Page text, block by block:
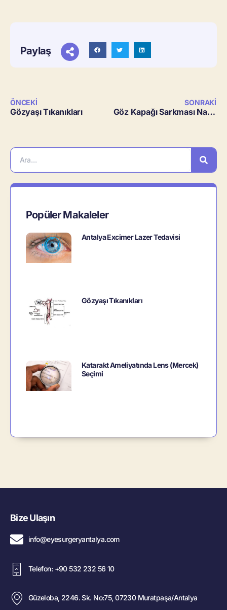
Paylaş
ÖNCEKI
Gözyaşı Tıkanıkları
SONRAKI
Göz Kapağı Sarkması Nasıl Tedavi Edilir ?
Popüler Makaleler
Antalya Excimer Lazer Tedavisi
Gözyaşı Tıkanıkları
Katarakt Ameliyatında Lens (Mercek)
Seçimi
Bize Ulaşın
info@eyesurgeryantalya.com
Telefon: +90 532 232 56 10
Güzeloba, 2246. Sk. No:75, 07230 Muratpaşa/Antalya